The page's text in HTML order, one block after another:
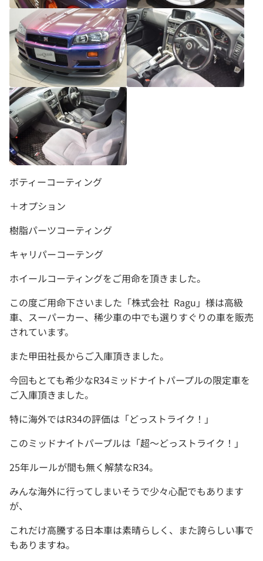
ボティーコーティング
＋オプション
樹脂パーツコーティング
キャリパーコーテング
ホイールコーティングをご用命を頂きました。
この度ご用命下さいました「株式会社 Ragu」様は高級
車、スーパーカー、稀少車の中でも選りすぐりの車を販売
されています。
また甲田社長からご入庫頂きました。
今回もとても希少なR34ミッドナイトパープルの限定車を
ご入庫頂きました。
特に海外ではR34の評価は「どっストライク！」
このミッドナイトパープルは「超～どっストライク！」
25年ルールが間も無く解禁なR34。
みんな海外に行ってしまいそうで少々心配でもあります
が、
これだけ高騰する日本車は素晴らしく、また誇らしい事で
もありますね。